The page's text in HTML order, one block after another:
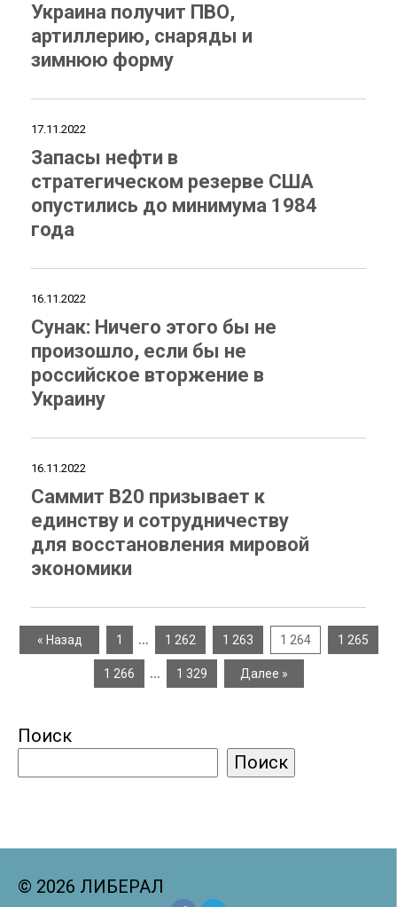
Украина получит ПВО,
артиллерию, снаряды и
зимнюю форму
17.11.2022
Запасы нефти в
стратегическом резерве США
опустились до минимума 1984
года
16.11.2022
Сунак: Ничего этого бы не
произошло, если бы не
российское вторжение в
Украину
16.11.2022
Саммит B20 призывает к
единству и сотрудничеству
для восстановления мировой
экономики
« Назад 1 … 1 262 1 263 1 264 1 265
1 266 … 1 329 Далее »
Поиск
Поиск
© 2026 ЛИБЕРАЛ